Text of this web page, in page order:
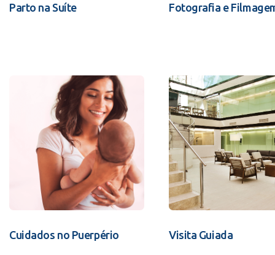
Parto na Suíte Fotografia e
Cuidados no Puerpério Visita Guiada